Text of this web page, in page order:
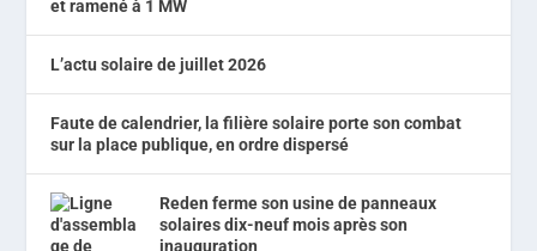
et ramené à 1 MW
L’actu solaire de juillet 2026
Faute de calendrier, la filière solaire porte son combat
sur la place publique, en ordre dispersé
Reden ferme son usine de panneaux
solaires dix-neuf mois après son
inauguration